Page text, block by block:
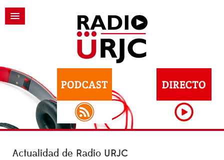
Actualidad de Radio URJC